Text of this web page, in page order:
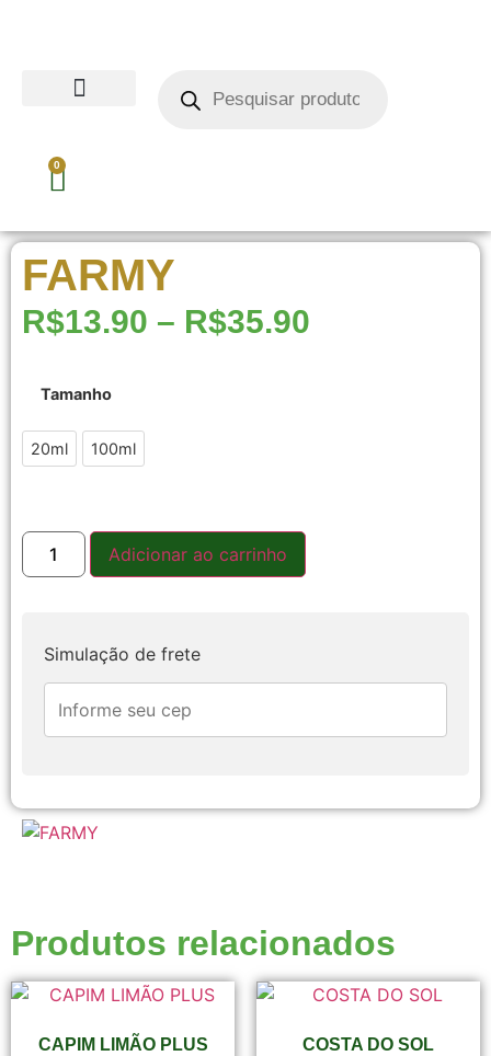
0
FARMY
R$13.90 – R$35.90
Tamanho
20ml
20ml 100ml
Adicionar ao carrinho
Simulação de frete
Produtos relacionados
CAPIM LIMÃO PLUS COSTA DO SOL